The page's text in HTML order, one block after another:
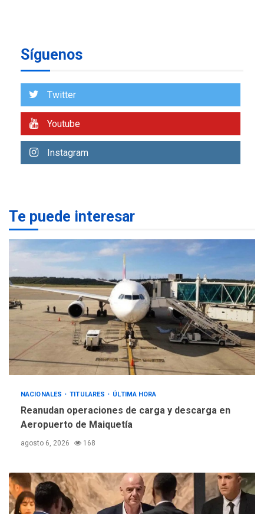
7
Gobierno nacional y
desde el primer momento
asegura Gustavo Duque
2
MUNDIAL DE FÚTBOL 2026
TITULARES
ÚLTIMA HORA
La FIFA se «disculpa» por
plan fallido de privatización
ÚLTIMA HORA
Hutíes de Yemen dicen que
atacaron dos petroleros
sauditas
4
suman al Plan Agosto de
Escuelas Abiertas 2026
5
Concejo Municipal de
Mariño respalda a Cámara
de Comercio para reforma
Síguenos
Twitter
Youtube
Instagram
Te puede interesar
NACIONALES TITULARES ÚLTIMA HORA
Reanudan operaciones de carga y descarga en
Aeropuerto de Maiquetía
agosto 6, 2026 168